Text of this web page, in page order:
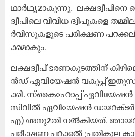
ഥാ​ർ​ഥ്യ​മാ​കു​ന്നു.
ദ്വീ​പി​ലെ വി​വി​ധ ദ്വീ​പു​ക​ളെ
ർ​വി​സു​ക​ളു​ടെ പ​രീ​ക്ഷ​ണ
ക്ക​മാ​കും.
ല​ക്ഷ​ദ്വീ​പ്​ ഭ​ര​ണ​കൂ​ട​ത്തി​ന്​
ൻ​ഡ്​ ഏ​വി​യേ​ഷ​ൻ വ​കു​പ്പ്​
ക്കി. സ്​​കൈ​ഹോ​പ്പ്​ ഏ​വി​യേ​ഷ​ൻ
സി​വി​ൽ ഏ​വി​യേ​ഷ​ൻ ഡ​യ​റ​ക്ട​ർ
എ) അ​നു​മ​തി ന​ൽ​കി​യ​ത്.
പ​രീ​ക്ഷ​ണ പ​റ​ക്ക​ൽ പ്ര​തി​കൂ​ല